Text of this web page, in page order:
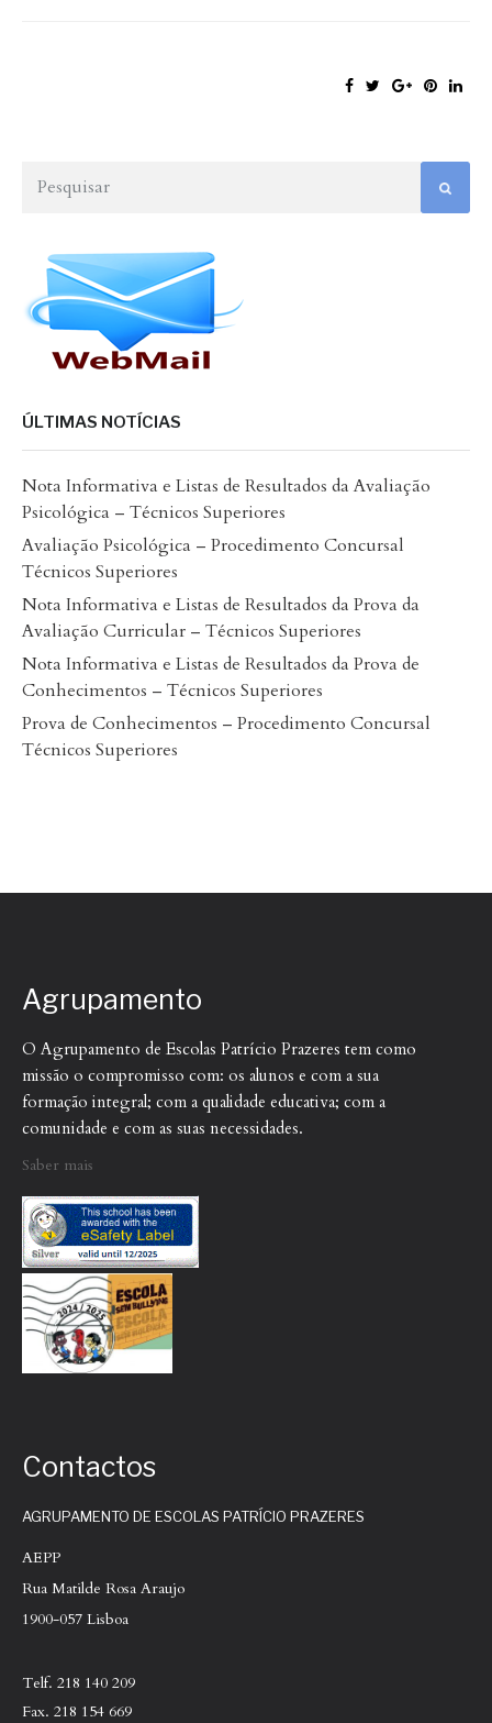
ÚLTIMAS NOTÍCIAS
Nota Informativa e Listas de Resultados da Avaliação
Psicológica – Técnicos Superiores
Avaliação Psicológica – Procedimento Concursal
Técnicos Superiores
Nota Informativa e Listas de Resultados da Prova da
Avaliação Curricular – Técnicos Superiores
Nota Informativa e Listas de Resultados da Prova de
Conhecimentos – Técnicos Superiores
Prova de Conhecimentos – Procedimento Concursal
Técnicos Superiores
Agrupamento
O Agrupamento de Escolas Patrício Prazeres tem como
missão o compromisso com: os alunos e com a sua
formação integral; com a qualidade educativa; com a
comunidade e com as suas necessidades.
Saber mais
Contactos
AGRUPAMENTO DE ESCOLAS PATRÍCIO PRAZERES
AEPP
Rua Matilde Rosa Araujo
1900-057 Lisboa
Telf. 218 140 209
Fax. 218 154 669